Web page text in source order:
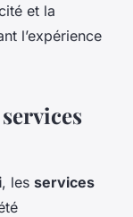
et la
l’expérience
, les services